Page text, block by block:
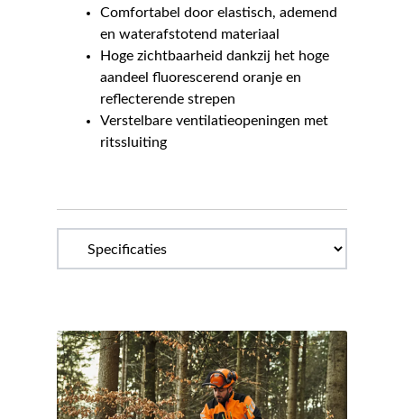
Comfortabel door elastisch, ademend
en waterafstotend materiaal
Hoge zichtbaarheid dankzij het hoge
aandeel fluorescerend oranje en
reflecterende strepen
Verstelbare ventilatieopeningen met
ritssluiting